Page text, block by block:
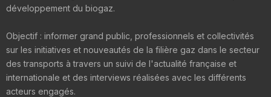
développement du biogaz.
Objectif : informer grand public, professionnels et collectivités
sur les initiatives et nouveautés de la filière gaz dans le secteur
des transports à travers un suivi de l'actualité française et
internationale et des interviews réalisées avec les différents
acteurs engagés.